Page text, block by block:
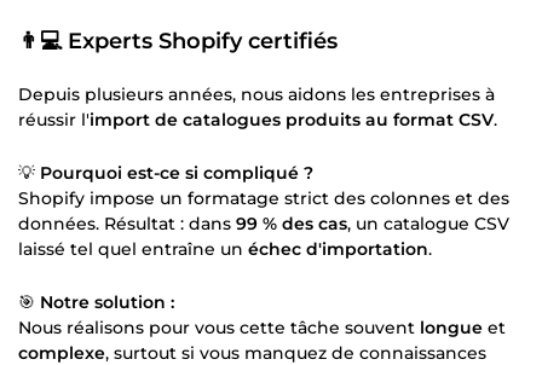
👨💻 Experts Shopify certifiés
Depuis plusieurs années, nous aidons les entreprises à
réussir l'import de catalogues produits au format CSV.
💡 Pourquoi est-ce si compliqué ?
Shopify impose un formatage strict des colonnes et des
données. Résultat : dans 99 % des cas, un catalogue CSV
laissé tel quel entraîne un échec d'importation.
🎯 Notre solution :
Nous réalisons pour vous cette tâche souvent longue et
complexe, surtout si vous manquez de connaissances